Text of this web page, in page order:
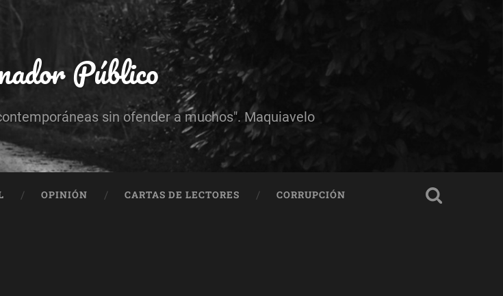
Público
sin ofender a muchos". Maquiavelo
OPINIÓN CARTAS DE LECTORES CORRUPCIÓN